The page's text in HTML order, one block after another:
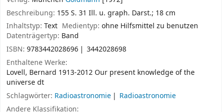
Beschreibung: 155 S. 31 Ill. u. graph. Darst.; 18 cm
Inhaltstyp: Text Medientyp:ohne Hilfsmittel zu benutzen
Datenträgertyp: Band
ISBN: 9783442028696
3442028698
Enthaltene Werke:
Lovell, Bernard 1913-2012 Our present knowledge of the
universe dt
Schlagwörter: Radioastronomie
Radioastronomie
Andere Klassifikation: